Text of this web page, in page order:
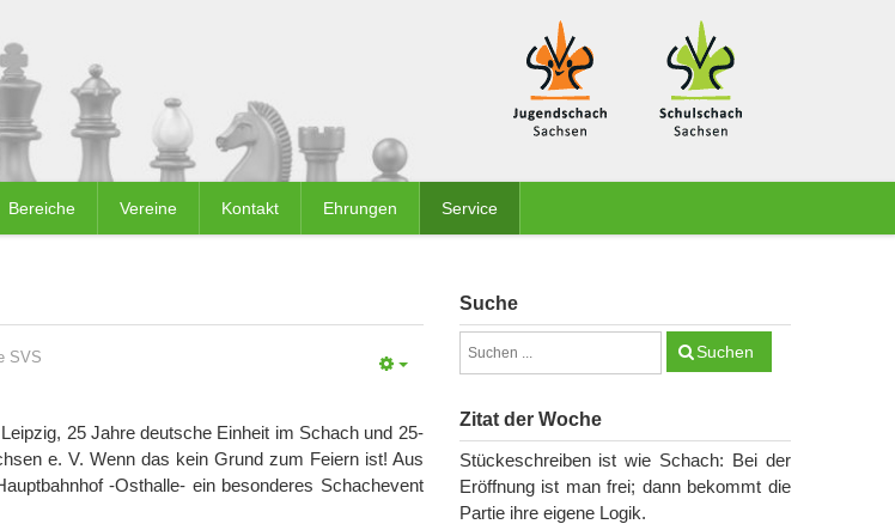
Bereiche Vereine Kontakt Ehrungen Service
SVS
25 Jahre deutsche Einheit im Schach und 25-
e. V. Wenn das kein Grund zum Feiern ist! Aus
-Osthalle- ein besonderes Schachevent
Suche
Suchen
Zitat der Woche
Stückeschreiben ist wie Schach: Bei der
Eröffnung ist man frei; dann bekommt die
Partie ihre eigene Logik.